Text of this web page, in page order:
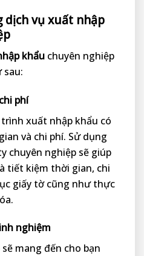
dịch vụ xuất nhập
khẩu chuyên nghiệp
sau:
phí
xuất nhập khẩu có
và chi phí. Sử dụng
chuyên nghiệp sẽ giúp
tiết kiệm thời gian, chi
giấy tờ cũng như thực
nghiệm
mang đến cho bạn